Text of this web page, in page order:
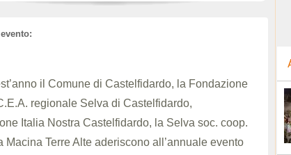
il Comune di Castelfidardo, la Fondazione
regionale Selva di Castelfidardo,
Italia Nostra Castelfidardo, la Selva soc. coop.
Macina Terre Alte aderiscono all’annuale evento